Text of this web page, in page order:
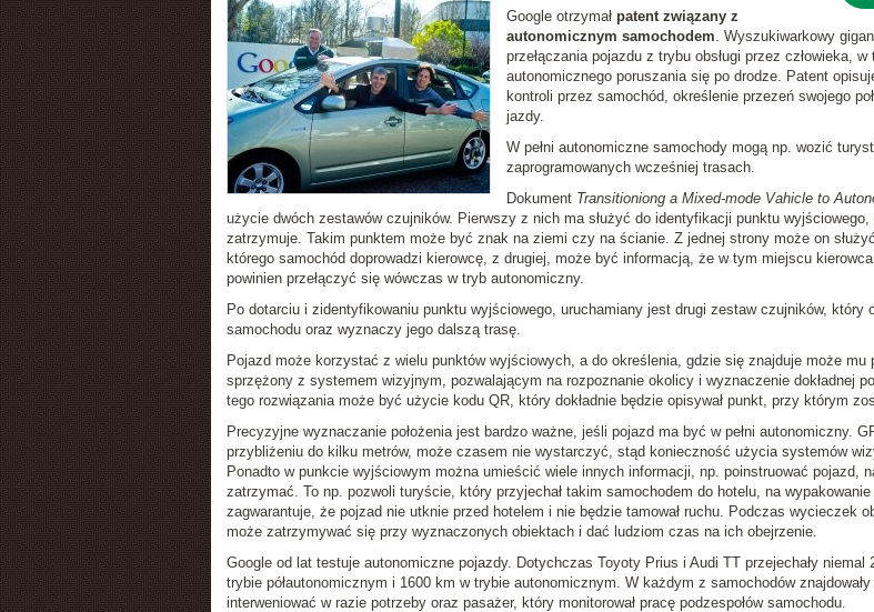
Google otrzymał patent związany z
autonomicznym samochodem. Wyszukiwarkowy
przełączania pojazdu z trybu obsługi przez człowieka, w
autonomicznego poruszania się po drodze. Patent
kontroli przez samochód, określenie przezeń swojego
jazdy.
W pełni autonomiczne samochody mogą np. wozić
zaprogramowanych wcześniej trasach.
Dokument Transitioniong a Mixed-mode Vahicle to
użycie dwóch zestawów czujników. Pierwszy z nich ma służyć do identyfikacji punktu
zatrzymuje. Takim punktem może być znak na ziemi czy na ścianie. Z jednej strony może on
którego samochód doprowadzi kierowcę, z drugiej, może być informacją, że w tym miejscu
powinien przełączyć się wówczas w tryb autonomiczny.
Po dotarciu i zidentyfikowaniu punktu wyjściowego, uruchamiany jest drugi zestaw czujników, który
samochodu oraz wyznaczy jego dalszą trasę.
Pojazd może korzystać z wielu punktów wyjściowych, a do określenia, gdzie się znajduje może mu
sprzężony z systemem wizyjnym, pozwalającym na rozpoznanie okolicy i wyznaczenie dokładnej
tego rozwiązania może być użycie kodu QR, który dokładnie będzie opisywał punkt, przy którym
Precyzyjne wyznaczanie położenia jest bardzo ważne, jeśli pojazd ma być w pełni autonomiczny.
przybliżeniu do kilku metrów, może czasem nie wystarczyć, stąd konieczność użycia systemów
Ponadto w punkcie wyjściowym można umieścić wiele innych informacji, np. poinstruować pojazd,
zatrzymać. To np. pozwoli turyście, który przyjechał takim samochodem do hotelu, na
zagwarantuje, że pojzad nie utknie przed hotelem i nie będzie tamował ruchu. Podczas wycieczek
może zatrzymywać się przy wyznaczonych obiektach i dać ludziom czas na ich obejrzenie.
Google od lat testuje autonomiczne pojazdy. Dotychczas Toyoty Prius i Audi TT przejechały niemal
trybie półautonomicznym i 1600 km w trybie autonomicznym. W każdym z samochodów
interweniować w razie potrzeby oraz pasażer, który monitorował pracę podzespołów samochodu.